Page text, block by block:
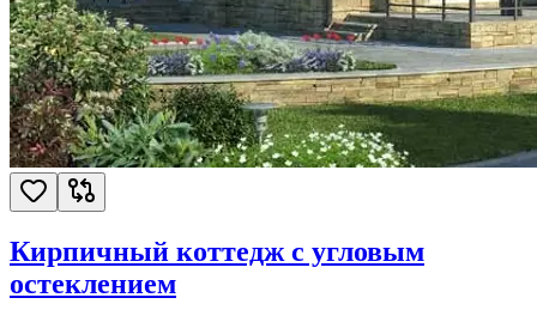
Кирпичный коттедж с угловым
остеклением